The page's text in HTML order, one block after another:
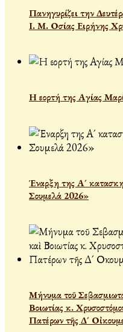
Πανηγυρίζει την
Ι. Μ. Οσίας Ειρήνης
Η εορτή της Αγίας
Έναρξη της Α´
Σουμελά 2026»
Μήνυμα τοῦ
Βοιωτίας κ.
Πατέρων τῆς Δ´